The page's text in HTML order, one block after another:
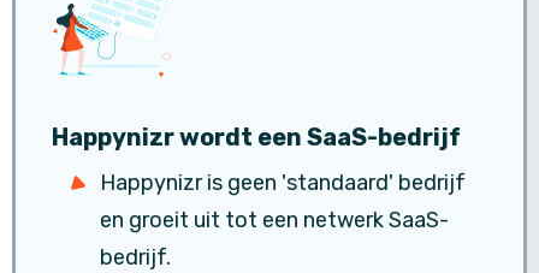
Happynizr wordt een SaaS-bedrijf
Happynizr is geen 'standaard' bedrijf
en groeit uit tot een netwerk SaaS-
bedrijf.